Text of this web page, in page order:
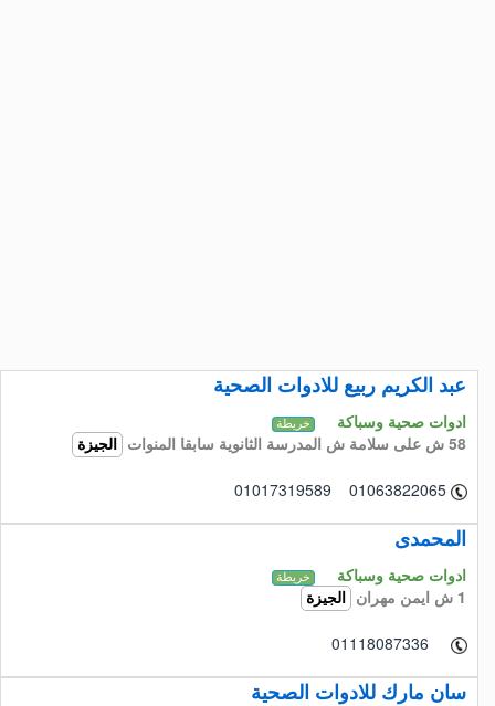
عبد الكريم ربيع للادوات الصحية
ادوات صحية وسباكة خريطة
58 ش على سلامة ش المدرسة الثانوية سابقا المنوات الجيزة
01017319589 01063822065
المحمدى
ادوات صحية وسباكة خريطة
1 ش ايمن مهران الجيزة
01118087336
سان مارك للادوات الصحية